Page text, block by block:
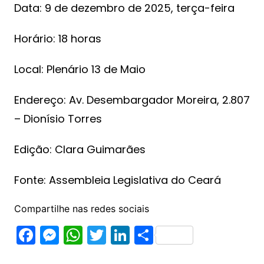
Data: 9 de dezembro de 2025, terça-feira
Horário: 18 horas
Local: Plenário 13 de Maio
Endereço: Av. Desembargador Moreira, 2.807
– Dionísio Torres
Edição: Clara Guimarães
Fonte: Assembleia Legislativa do Ceará
Compartilhe nas redes sociais
F M W T Li S